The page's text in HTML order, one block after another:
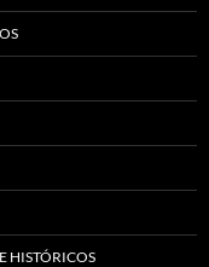
HISTÓRICOS